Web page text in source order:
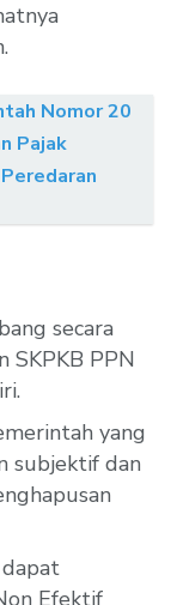
Nomor 20
Pajak
secara
SKPKB PPN
yang
subjektif dan
Efektif